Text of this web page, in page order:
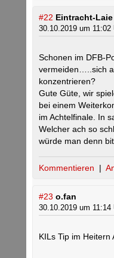
#22 Eintracht-Laie
30.10.2019 um 11:02
Schonen im DFB-
vermeiden…..sich
konzentrieren?
Gute Güte, wir
bei einem
im Achtelfinale. In
Welcher ach so
würde man denn
Kommentieren |
#23 o.fan
30.10.2019 um 11:14
KILs Tip im Heitern